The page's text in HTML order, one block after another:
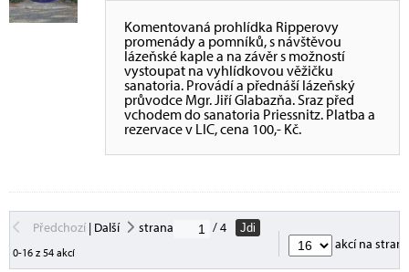
Komentovaná prohlídka Ripperovy
promenády a pomníků, s návštěvou
lázeňské kaple a na závěr s možností
vystoupat na vyhlídkovou věžičku
sanatoria. Provádí a přednáší lázeňský
průvodce Mgr. Jiří Glabazňa. Sraz před
vchodem do sanatoria Priessnitz. Platba a
rezervace v LIC, cena 100,- Kč.
Předchozí| Další strana / 4
Jdi
0-16 z 54 akcí
akcí na